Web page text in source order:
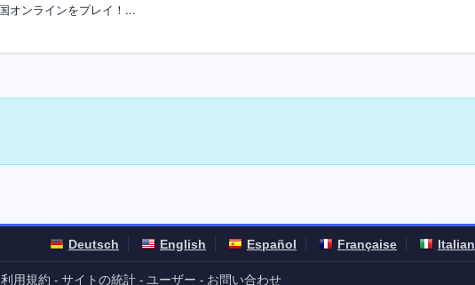
オンラインをプレイ！...
Deutsch English Español Française
利用規約 - サイトの統計 - ユーザー - お問い合わせ